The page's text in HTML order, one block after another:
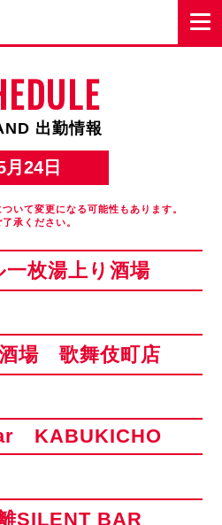
出勤情報
月24日
いて変更になる可能性もあります。
承ください。
枚湯上り酒場
場 歌舞伎町店
KABUKICHO
SILENT BAR